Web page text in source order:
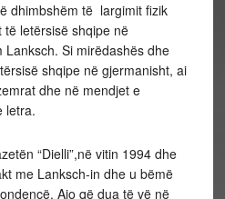
dhimbshëm të largimit fizik
letërsisë shqipe në
Si mirëdashës dhe
shqipe në gjermanisht, ai
dhe në mendjet e
letra.
“Dielli”,në vitin 1994 dhe
me Lanksch-in dhe u bëmë
Ajo që dua të vë në